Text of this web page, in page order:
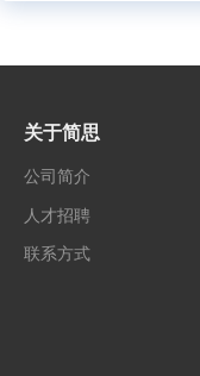
关于简思
公司简介
人才招聘
联系方式